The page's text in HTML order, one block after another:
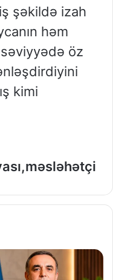
şəkildə izah
həm
öz
kimi